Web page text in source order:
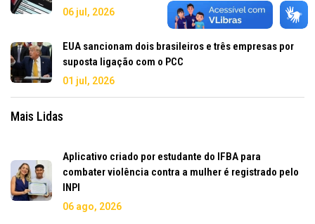
06 jul, 2026
EUA sancionam dois brasileiros e três empresas por
suposta ligação com o PCC
01 jul, 2026
Mais Lidas
Aplicativo criado por estudante do IFBA para
combater violência contra a mulher é registrado pelo
INPI
06 ago, 2026